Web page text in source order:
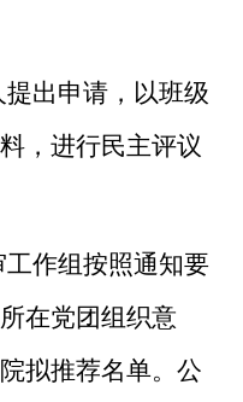
出申请，以班级
，进行民主评议
作组按照通知要
在党团组织意
拟推荐名单。公